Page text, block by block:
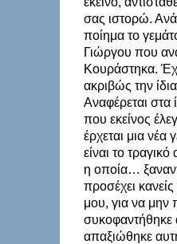
σας ιστορώ.
ποίημα το
Γιώργου που
Κουράστηκα.
ακριβώς την
Αναφέρεται στα
που εκείνος
έρχεται μια νέα
είναι το τραγικό
η οποία…
προσέχει
μου, για να μην
συκοφαντήθηκε
απαξιώθηκε